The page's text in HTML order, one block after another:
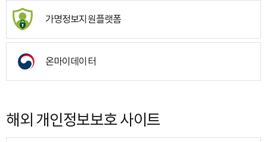
가명정보지원플랫폼
온마이데이터
해외 개인정보보호 사이트